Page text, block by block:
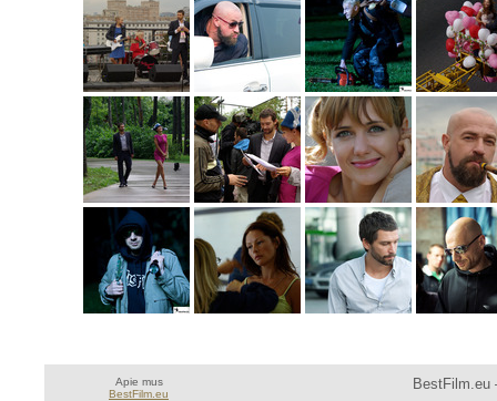
Apie mus
BestFilm.eu